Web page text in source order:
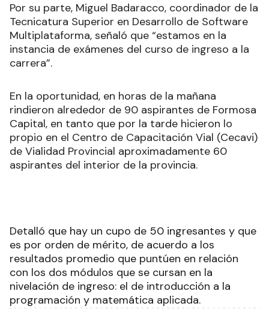
Por su parte, Miguel Badaracco, coordinador de la
Tecnicatura Superior en Desarrollo de Software
Multiplataforma, señaló que “estamos en la
instancia de exámenes del curso de ingreso a la
carrera”.
En la oportunidad, en horas de la mañana
rindieron alrededor de 90 aspirantes de Formosa
Capital, en tanto que por la tarde hicieron lo
propio en el Centro de Capacitación Vial (Cecavi)
de Vialidad Provincial aproximadamente 60
aspirantes del interior de la provincia.
Detalló que hay un cupo de 50 ingresantes y que
es por orden de mérito, de acuerdo a los
resultados promedio que puntúen en relación
con los dos módulos que se cursan en la
nivelación de ingreso: el de introducción a la
programación y matemática aplicada.